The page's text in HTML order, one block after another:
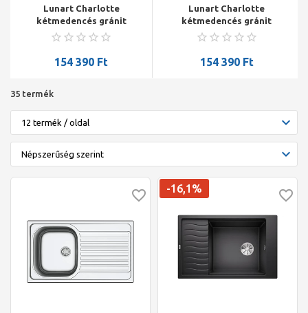
Lunart Charlotte
kétmedencés gránit
mosogató 870x500x199
154 390 Ft
Lunart Charlotte
kétmedencés gránit
mosogató 870x500x199
154 390 Ft
35 termék
-16,1%